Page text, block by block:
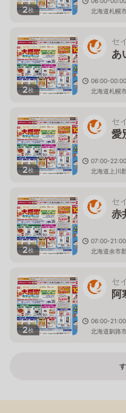
2枚
北海道札幌
2枚
セ
あ
06:00-00:00
北海道札幌
2枚
セ
愛
07:00-22:00
北海道上川
2枚
セ
赤
07:00-21:00
北海道余市
2枚
セ
阿
06:00-21:00
北海道釧路